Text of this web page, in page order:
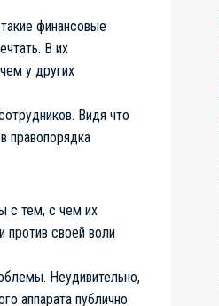
финансовые
В их
у других
Видя что
правопорядка
с тем, с чем их
против своей воли
Неудивительно,
аппарата публично